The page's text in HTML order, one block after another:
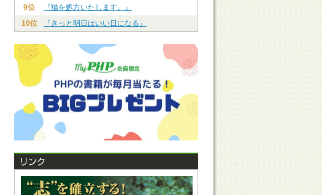
9位
『猫を処方いたします。』
10位
『きっと明日はいい日になる』